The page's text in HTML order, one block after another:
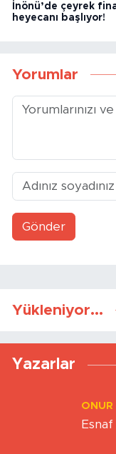
İnönü’de çeyrek
heyecanı başlıyor!
Yorumlar
Gönder
Yükleniyor...
Yazarlar
ONUR